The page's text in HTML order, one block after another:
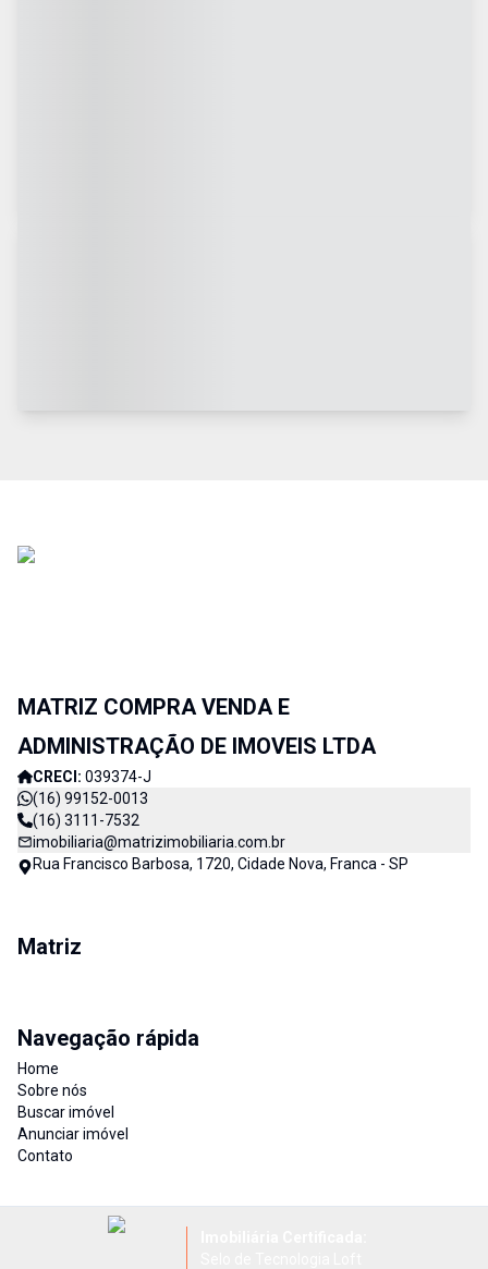
MATRIZ COMPRA VENDA E
ADMINISTRAÇÃO DE IMOVEIS LTDA
CRECI: 039374-J
(16) 99152-0013
(16) 3111-7532
imobiliaria@matrizimobiliaria.com.br
Rua Francisco Barbosa, 1720, Cidade Nova, Franca - SP
Matriz
Navegação rápida
Home
Sobre nós
Buscar imóvel
Anunciar imóvel
Contato